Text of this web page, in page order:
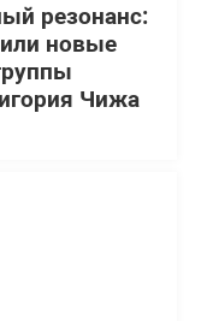
резонанс:
новые
Чижа